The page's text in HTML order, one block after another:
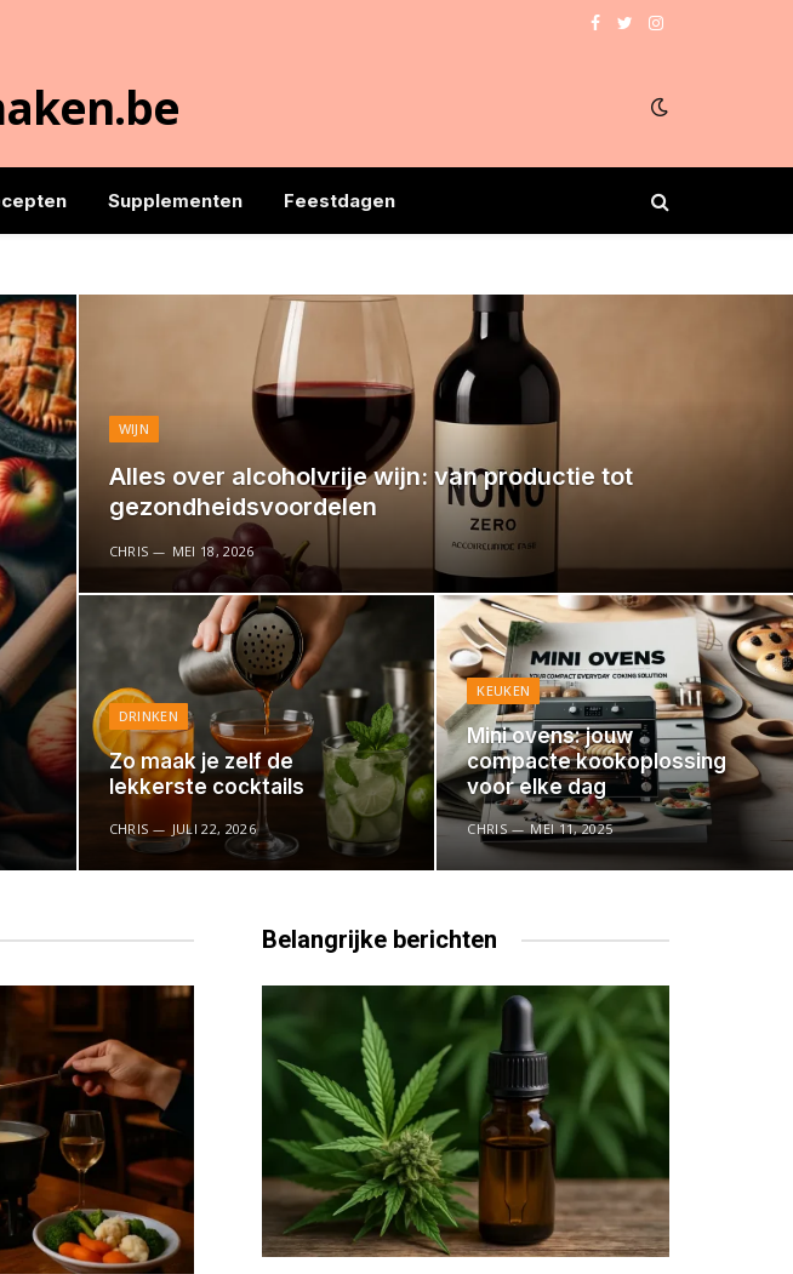
Facebook
TwitterInstagram
Supplementen Feestdagen
WIJN
Alles over alcoholvrije wijn: van productie tot
gezondheidsvoordelen
CHRIS MEI 18, 2026
DRINKEN
Zo maak je zelf de
lekkerste cocktails
CHRIS JULI 22, 2026
KEUKEN
Mini ovens: jouw
compacte kookoplossing
voor elke dag
CHRIS MEI 11, 2025
Belangrijke berichten